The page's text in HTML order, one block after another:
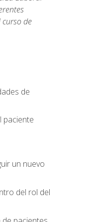
de
de
paciente
un nuevo
del rol del